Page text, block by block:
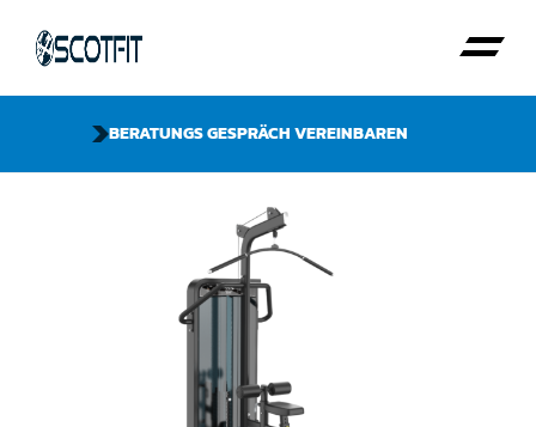
BERATUNGS GESPRÄCH VEREINBAREN